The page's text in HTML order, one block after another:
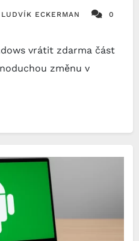
LUDVÍK ECKERMAN 0
vrátit zdarma část
změnu v